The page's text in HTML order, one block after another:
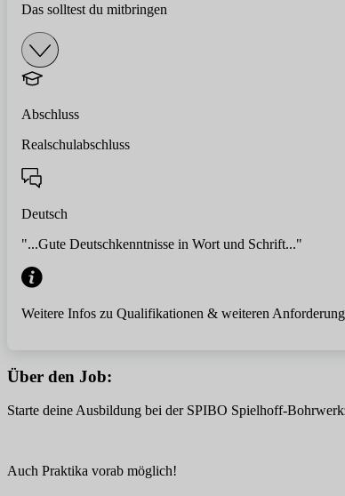
Das solltest du mitbringen
Abschluss
Realschulabschluss
Deutsch
"...Gute Deutschkenntnisse in Wort und Schrift..."
Weitere Infos zu Qualifikationen & weiteren
Über den Job:
Starte deine Ausbildung bei der SPIBO Spielhoff-
Auch Praktika vorab möglich!